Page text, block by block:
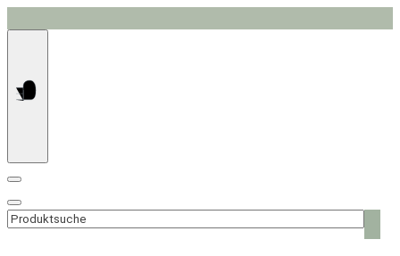
Inhalt
nach: